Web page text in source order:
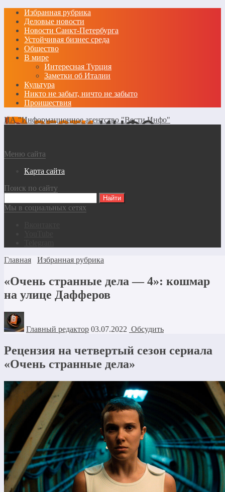
Избранная рубрика
Деловые новости
Новости Санкт-Петербурга
Устойчивая бизнес среда
Общество
В мире
Интересная Турция
Заметки об Италии
Культура
Никто не забыт, ничто не забыто
Проишествия
ИА "Информационное агентство "Вести Инфо"
Меню сайта
Карта сайта
Поиск по сайту
Мы в социальных сетях
Главная
Избранная рубрика
«Очень странные дела — 4»: кошмар
на улице Дафферов
Главный редактор 03.07.2022 Обсудить
Рецензия на четвертый сезон сериала
«Очень странные дела»